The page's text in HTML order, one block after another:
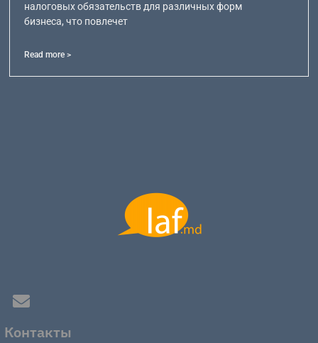
налоговых обязательств для различных форм
бизнеса, что повлечет
Read more >
Контакты